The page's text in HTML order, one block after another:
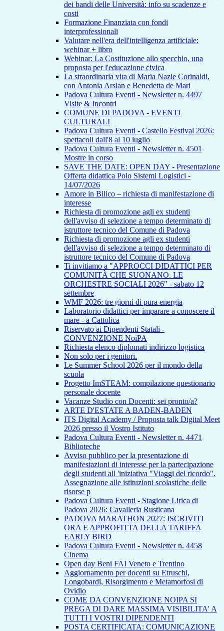
dei bandi delle Università: info su scadenze e
costi
Formazione Finanziata con fondi
interprofessionali
Valutare nell'era dell'intelligenza artificiale:
webinar + libro
Webinar: La Costituzione allo specchio, una
proposta per l'educazione civica
La straordinaria vita di Maria Nazle Corinaldi,
con Antonia Arslan e Benedetta de Mari
Padova Cultura Eventi - Newsletter n. 4497
Visite & Incontri
COMUNE DI PADOVA - EVENTI
CULTURALI
Padova Cultura Eventi - Castello Festival 2026:
spettacoli dall'8 al 10 luglio
Padova Cultura Eventi - Newsletter n. 4501
Mostre in corso
SAVE THE DATE: OPEN DAY - Presentazione
Offerta didattica Polo Sistemi Logistici -
14/07/2026
Amore in Bilico – richiesta di manifestazione di
interesse
Richiesta di promozione agli ex studenti
dell'avviso di selezione a tempo determinato di
istruttore tecnico del Comune di Padova
Richiesta di promozione agli ex studenti
dell'avviso di selezione a tempo determinato di
istruttore tecnico del Comune di Padova
Ti invitiamo a "APPROCCI DIDATTICI PER
COMUNITÀ CHE SUONANO. LE
ORCHESTRE SOCIALI 2026" - sabato 12
settembre
WMF 2026: tre giorni di pura energia
Laboratorio didattici per imparare a conoscere il
mare - a Cattolica
Riservato ai Dipendenti Statali -
CONVENZIONE NoiPA
Richiesta elenco diplomati indirizzo logistica
Non solo per i genitori.
Le Summer School 2026 per il mondo della
scuola
Progetto ImSTEAM: compilazione questionario
personale docente
Vacanze Studio con Docenti: sei pronto/a?
ARTE D'ESTATE A BADEN-BADEN
ITS Digital Academy / Proposta talk Digital Meet
2026 presso il Vostro Istituto
Padova Cultura Eventi - Newsletter n. 4471
Biblioteche
Avviso pubblico per la presentazione di
manifestazioni di interesse per la partecipazione
degli studenti all 'iniziativa "Viaggi del ricordo".
Assegnazione alle istituzioni scolastiche delle
risorse p
Padova Cultura Eventi - Stagione Lirica di
Padova 2026: Cavalleria Rusticana
PADOVA MARATHON 2027: ISCRIVITI
ORA E APPROFITTA DELLA TARIFFA
EARLY BIRD
Padova Cultura Eventi - Newsletter n. 4458
Cinema
Open day Beni FAI Veneto e Trentino
Aggiornamento per docenti su Etruschi,
Longobardi, Risorgimento e Metamorfosi di
Ovidio
COME DA CONVENZIONE NOIPA SI
PREGA DI DARE MASSIMA VISIBILITA' A
TUTTI I VOSTRI DIPENDENTI
POSTA CERTIFICATA: COMUNICAZIONE